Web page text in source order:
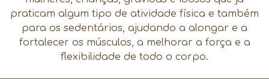
praticam algum tipo de atividade física e também
para os sedentários, ajudando a alongar e a
fortalecer os músculos, a melhorar a força e a
flexibilidade de todo o corpo.